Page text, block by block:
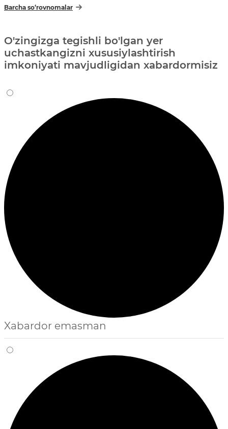
Barcha so‘rovnomalar
O'zingizga tegishli bo'lgan yer
uchastkangizni xususiylashtirish
imkoniyati mavjudligidan xabardormisiz
Xabardor emasman